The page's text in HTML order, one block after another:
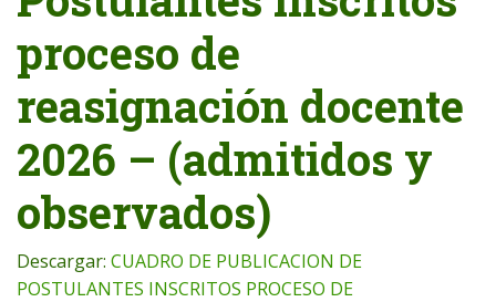
proceso de
reasignación docente
2026 – (admitidos y
observados)
Descargar: CUADRO DE PUBLICACION DE
POSTULANTES INSCRITOS PROCESO DE